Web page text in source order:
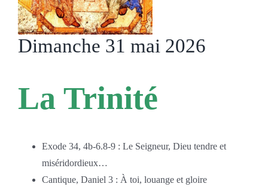
Dimanche 31 mai 2026
La Trinité
Exode 34, 4b-6.8-9 : Le Seigneur, Dieu tendre et
miséridordieux…
Cantique, Daniel 3 : À toi, louange et gloire